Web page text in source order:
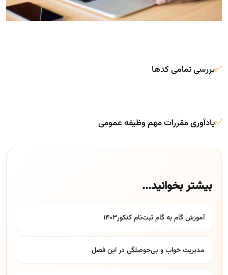
✅بررسی تمامی کدها
✅یادآوری مقررات مهم وظیفه عمومی
بیشتر بخوانید...
آموزش گام به گام ثبت‌نام کنکور۱۴۰۳
مدیریت خواب و بی‌حوصلگی در این فصل